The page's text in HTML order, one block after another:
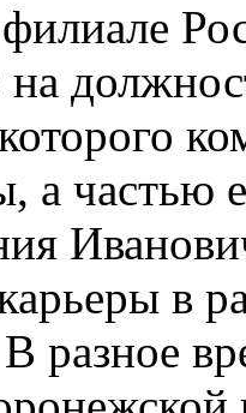
а частью
в
В разное